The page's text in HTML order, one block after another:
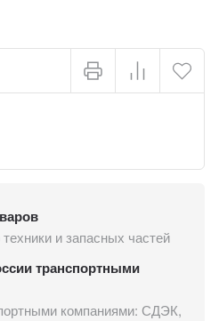
и запасных частей
транспортными
компаниями: СДЭК,